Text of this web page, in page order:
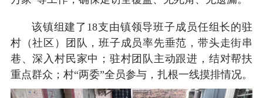
该镇组建了18支由镇领导班子成员任组长的驻
村（社区）团队，班子成员率先垂范，带头走街串
巷、深入村民家中；驻村团队主动跟进，结对帮扶
重点群众；村“两委”全员参与，扎根一线摸排情况。